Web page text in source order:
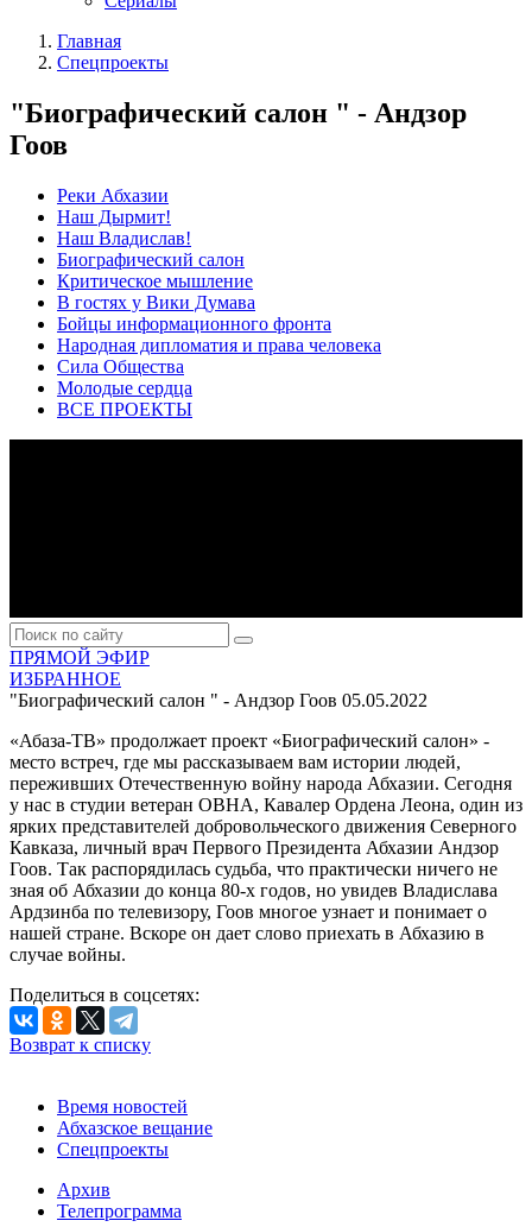
Главная
Спецпроекты
"Биографический салон " - Андзор
Гоов
Реки Абхазии
Наш Дырмит!
Наш Владислав!
Биографический салон
Критическое мышление
В гостях у Вики Думава
Бойцы информационного фронта
Народная дипломатия и права человека
Сила Общества
Молодые сердца
ВСЕ ПРОЕКТЫ
ПРЯМОЙ ЭФИР
ИЗБРАННОЕ
"Биографический салон " - Андзор Гоов 05.05.2022
«Абаза-ТВ» продолжает проект «Биографический салон» -
место встреч, где мы рассказываем вам истории людей,
переживших Отечественную войну народа Абхазии. Сегодня
у нас в студии ветеран ОВНА, Кавалер Ордена Леона, один из
ярких представителей добровольческого движения Северного
Кавказа, личный врач Первого Президента Абхазии Андзор
Гоов. Так распорядилась судьба, что практически ничего не
зная об Абхазии до конца 80-х годов, но увидев Владислава
Ардзинба по телевизору, Гоов многое узнает и понимает о
нашей стране. Вскоре он дает слово приехать в Абхазию в
случае войны.
Поделиться в соцсетях:
Возврат к списку
Время новостей
Абхазское вещание
Спецпроекты
Архив
Телепрограмма